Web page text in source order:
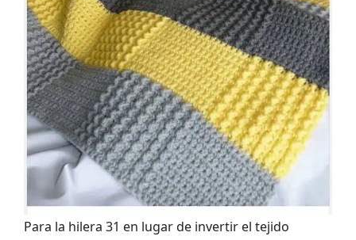
Para la hilera 31 en lugar de invertir el tejido